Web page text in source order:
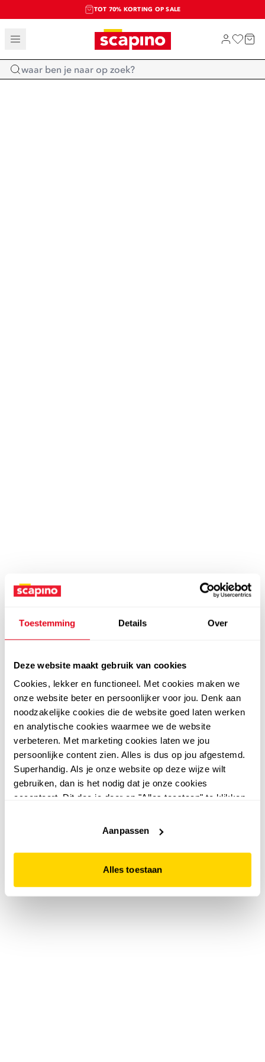
Toestemming Details Over
Deze website maakt gebruik van cookies
Cookies, lekker en functioneel. Met cookies maken we
onze website beter en persoonlijker voor jou. Denk aan
noodzakelijke cookies die de website goed laten werken
en analytische cookies waarmee we de website
verbeteren. Met marketing cookies laten we jou
persoonlijke content zien. Alles is dus op jou afgestemd.
Superhandig. Als je onze website op deze wijze wilt
gebruiken, dan is het nodig dat je onze cookies
accepteert. Dit doe je door op "Alles toestaan" te klikken.
website niet optimaal functioneert.
Aanpassen
Alles toestaan
TOT 70% KORTING OP SALE
SALE: LAATSTE KANS!
SHOP NIEUW
Home